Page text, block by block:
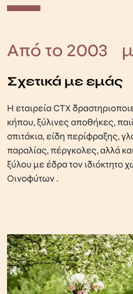
ΞΥΛΙΝΕΣ ΤΟΥΑΛΕΤΕΣ
ΣΠΙΤΑΚΙΑ ΣΚΥΛΩΝ
ΞΥΛΙΝΟΙ ΦΡΑΧΤΕΣ ΠΡΟΣ
ΣΥΜΜΕΤΟΧΕΣ ΣΕ
ΣΥΜΜΕΤΟΧΕΣ ΣΕ
WPC ΠΕΡΙΦΡΑΞΗ
ΜΕΤΑΛΛΙΚΑ ΑΞΕΣΟΥΑΡ
ΑΛΑΞΙΕΡΑ ΠΑΡΑΛΙΑΣ
ΞΥΛΙΝΑ ΤΡΑΠΕΖΙΑ &
Από το 2003
Σχετικά με εμάς
H εταιρεία CTX
κήπου, ξύλινες αποθήκες,
σπιτάκια, είδη περίφραξης,
παραλίας, πέργκολες, αλλά
ξύλου με έδρα τον ιδιόκτητο
Οινοφύτων .